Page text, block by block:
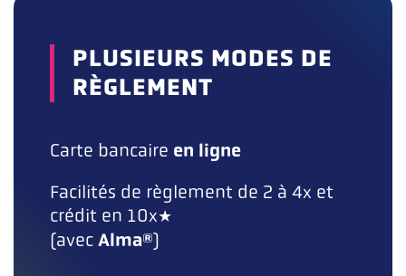
PLUSIEURS MODES DE
RÈGLEMENT
Carte bancaire en ligne
Facilités de règlement de 2 à 4x et
crédit en 10x*
(avec Alma®)